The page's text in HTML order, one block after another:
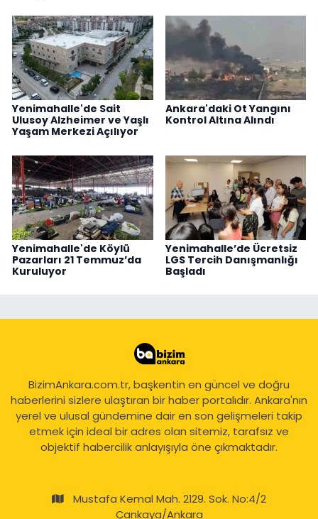
Yenimahalle'de Sait
Ulusoy Alzheimer ve Yaşlı
Yaşam Merkezi Açılıyor
Ankara'daki Ot Yangını
Kontrol Altına Alındı
Yenimahalle'de Köylü
Pazarları 21 Temmuz’da
Kuruluyor
Yenimahalle’de Ücretsiz
LGS Tercih Danışmanlığı
Başladı
BizimAnkara.com.tr, başkentin en güncel ve doğru
haberlerini sizlere ulaştıran bir haber portalıdır. Ankara'nın
yerel ve ulusal gündemine dair en son gelişmeleri takip
etmek için ideal bir adres olan sitemiz, tarafsız ve
objektif habercilik anlayışıyla öne çıkmaktadır.
Mustafa Kemal Mah. 2129. Sok. No:4/2
Çankaya/Ankara